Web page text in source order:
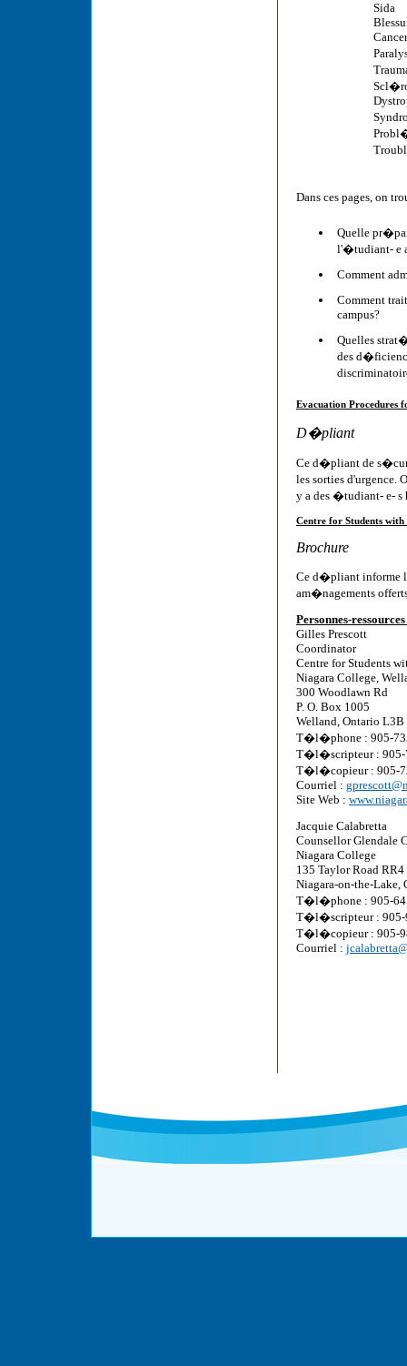
Sida
Cancer
Dans ces pages, on
Quelle
l'�tudiant- e
Comment
Comment
campus?
Quelles
des
Evacuation Procedures
D�pliant
Ce d�pliant de
les sorties
y a des �tudiant- e- s
Centre for Students with
Brochure
Ce d�pliant informe
am�nagements
Personnes-
Gilles Prescott
Coordinator
Centre for Students
Niagara College,
300 Woodlawn Rd
P. O. Box 1005
Welland, Ontario L3B
T�l�phone : 905-
T�l�scripteur : 905-
T�l�copieur : 905-
Courriel :
Site Web :
Jacquie Calabretta
Counsellor Glendale
Niagara College
135 Taylor Road RR4
Niagara-on-the-Lake,
T�l�phone : 905-
T�l�scripteur : 905-
T�l�copieur : 905-
Courriel :